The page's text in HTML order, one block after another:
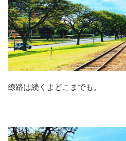
線路は続くよどこまでも。